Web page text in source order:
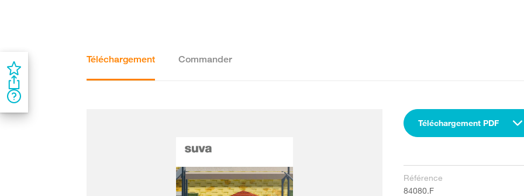
Téléchargement Commander
Téléchargement PDF
Référence
84080.F